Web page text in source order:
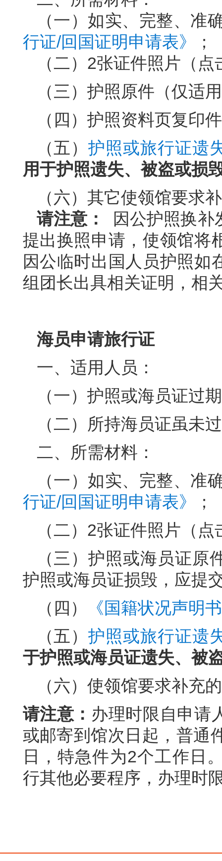
（一）如实、完整、准
行证/回国证明申请表》
；
（二）2张证件照片（点
（三）护照原件（仅适
（四）护照资料页复印
（五）护照或旅行证遗
用于护照遗失、被盗或损
（六）其它使领馆要求
请注意：
因公护照换补
提出换照申请，使领馆将
因公临时出国人员护照如
组团长出具相关证明，相
海员申请旅行证
一、适用人员：
（一）护照或海员证过
（二）所持海员证虽未
二、所需材料：
（一）如实、完整、准
行证/回国证明申请表》
；
（二）2张证件照片（点
（三）护照或海员证
护照或海员证损毁，应提
（四）
《国籍状况声明
（五）护照或旅行证遗
于护照或海员证遗失、被
（六）使领馆要求补充
请注意： 办理时限自申请
或邮寄到馆次日起，普通
日，特急件为2个工作日
行其他必要程序，办理时